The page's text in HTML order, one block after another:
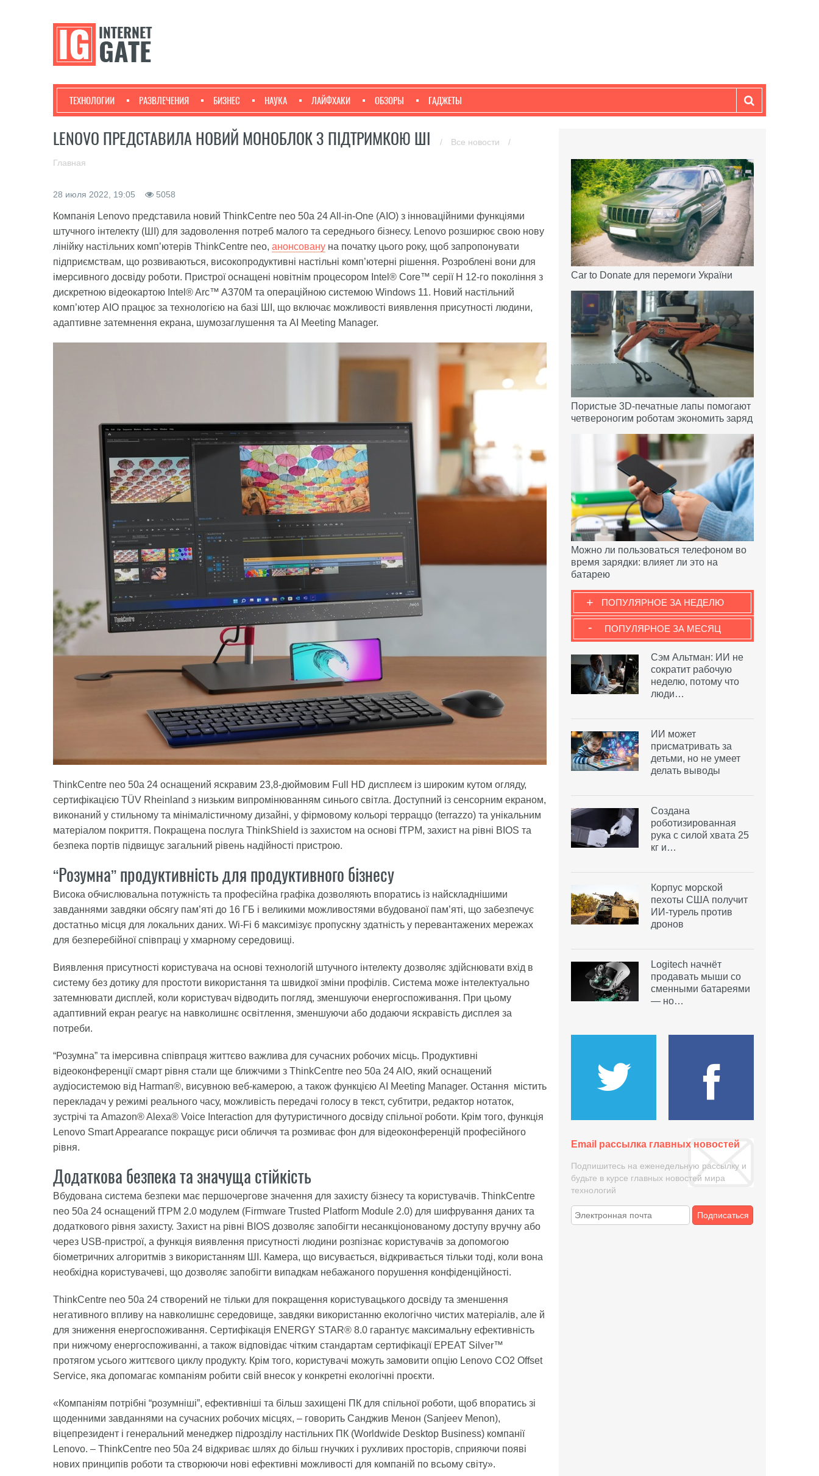
ТЕХНОЛОГИИ РАЗВЛЕЧЕНИЯ БИЗНЕС НАУКА ЛАЙФХАКИ ОБЗОРЫ ГАДЖЕТЫ
LENOVO ПРЕДСТАВИЛА НОВИЙ МОНОБЛОК З ПІДТРИМКОЮ ШІ / Все новости /
Главная
28 июля 2022, 19:05 5058
Компанія Lenovo представила новий ThinkCentre neo 50a 24 All-in-One (AIO) з інноваційними функціями
штучного інтелекту (ШІ) для задоволення потреб малого та середнього бізнесу. Lenovo розширює свою нову
лінійку настільних комп’ютерів ThinkCentre neo, анонсовану на початку цього року, щоб запропонувати
підприємствам, що розвиваються, високопродуктивні настільні комп’ютерні рішення. Розроблені вони для
імерсивного досвіду роботи. Пристрої оснащені новітнім процесором Intel® Core™ серії H 12-го покоління з
дискретною відеокартою Intel® Arc™ A370M та операційною системою Windows 11. Новий настільний
комп’ютер AIO працює за технологією на базі ШІ, що включає можливості виявлення присутності людини,
адаптивне затемнення екрана, шумозаглушення та AI Meeting Manager.
​​ThinkCentre neo 50a 24 оснащений яскравим 23,8-дюймовим Full HD дисплеєм із широким кутом огляду,
сертифікацією TÜV Rheinland з низьким випромінюванням синього світла. Доступний із сенсорним екраном,
виконаний у стильному та мінімалістичному дизайні, у фірмовому кольорі терраццо (terrazzo) та унікальним
матеріалом покриття. Покращена послуга ThinkShield із захистом на основі fTPM, захист на рівні BIOS та
безпека портів підвищує загальний рівень надійності пристрою.
“Розумна” продуктивність для продуктивного бізнесу
Висока обчислювальна потужність та професійна графіка дозволяють впоратись із найскладнішими
завданнями завдяки обсягу пам’яті до 16 ГБ і великими можливостями вбудованої пам’яті, що забезпечує
достатньо місця для локальних даних. Wi-Fi 6 максимізує пропускну здатність у перевантажених мережах
для безперебійної співпраці у хмарному середовищі.
Виявлення присутності користувача на основі технологій штучного інтелекту дозволяє здійснювати вхід в
систему без дотику для простоти використання та швидкої зміни профілів. Система може інтелектуально
затемнювати дисплей, коли користувач відводить погляд, зменшуючи енергоспоживання. При цьому
адаптивний екран реагує на навколишнє освітлення, зменшуючи або додаючи яскравість дисплея за
потреби.
“Розумна” та імерсивна співпраця життєво важлива для сучасних робочих місць. Продуктивні
відеоконференції смарт рівня стали ще ближчими з ThinkCentre neo 50a 24 AIO, який оснащений
аудіосистемою від Harman®, висувною веб-камерою, а також функцією AI Meeting Manager. Остання містить
перекладач у режимі реального часу, можливість передачі голосу в текст, субтитри, редактор нотаток,
зустрічі та Amazon® Alexa® Voice Interaction для футуристичного досвіду спільної роботи. Крім того, функція
Lenovo Smart Appearance покращує риси обличчя та розмиває фон для відеоконференцій професійного
рівня.
Додаткова безпека та значуща стійкість
Вбудована система безпеки має першочергове значення для захисту бізнесу та користувачів. ThinkCentre
neo 50a 24 оснащений fTPM 2.0 модулем (Firmware Trusted Platform Module 2.0) для шифрування даних та
додаткового рівня захисту. Захист на рівні BIOS дозволяє запобігти несанкціонованому доступу вручну або
через USB-пристрої, а функція виявлення присутності людини розпізнає користувачів за допомогою
біометричних алгоритмів з використанням ШІ. Камера, що висувається, відкривається тільки тоді, коли вона
необхідна користувачеві, що дозволяє запобігти випадкам небажаного порушення конфіденційності.
ThinkCentre neo 50a 24 створений не тільки для покращення користувацького досвіду та зменшення
негативного впливу на навколишнє середовище, завдяки використанню екологічно чистих матеріалів, але й
для зниження енергоспоживання. Сертифікація ENERGY STAR® 8.0 гарантує максимальну ефективність
при нижчому енергоспоживанні, а також відповідає чітким стандартам сертифікації EPEAT Silver™
протягом усього життєвого циклу продукту. Крім того, користувачі можуть замовити опцію Lenovo CO2 Offset
Service, яка допомагає компаніям робити свій внесок у конкретні екологічні проєкти.
«Компаніям потрібні “розумніші”, ефективніші та більш захищені ПК для спільної роботи, щоб впоратись зі
щоденними завданнями на сучасних робочих місцях, – говорить Санджив Менон (Sanjeev Menon),
віцепрезидент і генеральний менеджер підрозділу настільних ПК (Worldwide Desktop Business) компанії
Lenovo. – ThinkCentre neo 50a 24 відкриває шлях до більш гнучких і рухливих просторів, сприяючи появі
нових принципів роботи та створюючи нові ефективні можливості для компаній по всьому світу».
Car to Donate для перемоги України
Пористые 3D-печатные лапы помогают
четвероногим роботам экономить заряд
Можно ли пользоваться телефоном во
время зарядки: влияет ли это на
батарею
ПОПУЛЯРНОЕ ЗА НЕДЕЛЮ
+
ПОПУЛЯРНОЕ ЗА МЕСЯЦ
-
Сэм Альтман: ИИ не
сократит рабочую
неделю, потому что
люди…
ИИ может
присматривать за
детьми, но не умеет
делать выводы
Создана
роботизированная
рука с силой хвата 25
кг и…
Корпус морской
пехоты США получит
ИИ-турель против
дронов
Logitech начнёт
продавать мыши со
сменными батареями
— но…
Email рассылка главных новостей
Подпишитесь на еженедельную рассылку и
будьте в курсе главных новостей мира
технологий
Подписаться